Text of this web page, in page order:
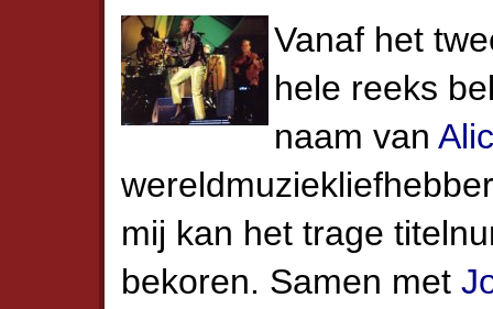
Vanaf het
hele reeks
naam van
mij kan het trage
bekoren. Samen met